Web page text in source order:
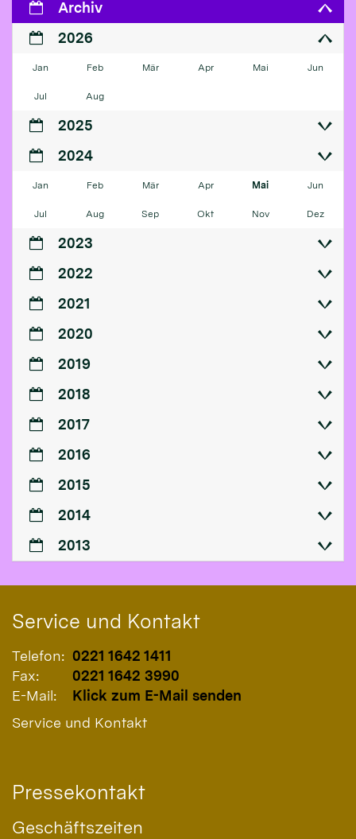
Archiv
2026
Jan Feb Mär Apr Mai Jun
Jul Aug
2025
2024
Jan Feb Mär Apr Mai Jun
Jul Aug Sep Okt Nov Dez
2023
2022
2021
2020
2019
2018
2017
2016
2015
2014
2013
Service und Kontakt
Telefon: 0221 1642 1411
Fax:
0221 1642 3990
E-Mail:
Klick zum E-Mail senden
Service und Kontakt
Pressekontakt
Geschäftszeiten